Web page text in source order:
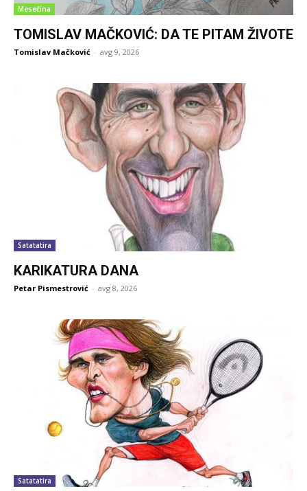
Mesečina
TOMISLAV MAČKOVIĆ: DA TE PITAM ŽIVOTE
Tomislav Mačković - avg 9, 2026
Satatatira
KARIKATURA DANA
Petar Pismestrović - avg 8, 2026
Satatatira